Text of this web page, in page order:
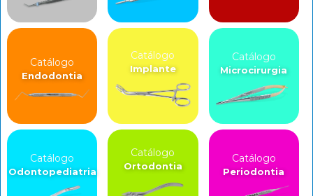
Catálogo
Endodontia
Catálogo
Implante
Catálogo
Microcirurgia
Catálogo
Odontopediatria
Catálogo
Ortodontia
Catálogo
Periodontia